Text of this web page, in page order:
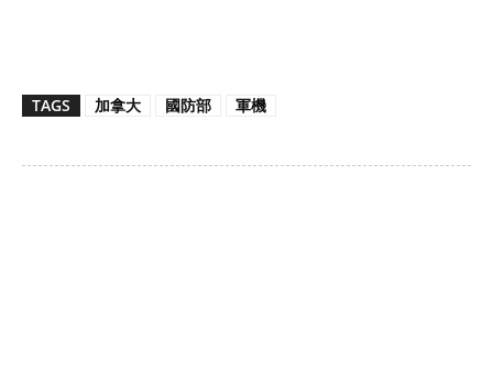
TAGS 加拿大 國防部 軍機